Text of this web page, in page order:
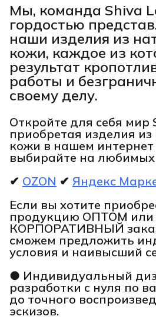
Мы, команда Shiva
гордостью
наши изделия из
кожи, каждое из
результат
работы и
своему делу.
Откройте для себя мир
приобретая изделия
кожи в нашем
выбирайте на любимых
✔ OZON ✔ Яндекс
Если вы хотите
продукцию ОПТОМ или
КОРПОРАТИВНЫЙ
сможем предложить
условия и наивысший
● Индивидуальный
разработки с нуля по
до точного
эскизов.